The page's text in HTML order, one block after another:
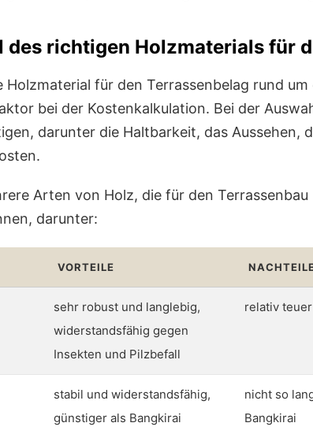
des richtigen Holzmaterials für
Holzmaterial für den Terrassenbelag rund
bei der Kostenkalkulation. Bei der
darunter die Haltbarkeit, das Aussehen,
Arten von Holz, die für den
darunter:
VORTEILE
sehr robust und langlebig,
widerstandsfähig gegen
Insekten und Pilzbefall
relativ teuer
stabil und widerstandsfähig,
günstiger als Bangkirai
nicht so
Bangkirai